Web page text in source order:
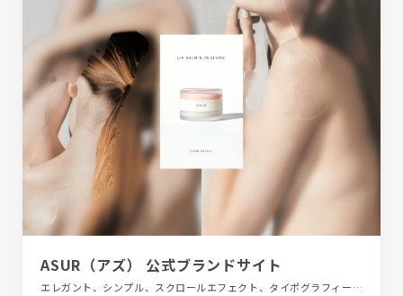
ASUR（アズ） 公式ブランドサイト
エレガント、シンプル、スクロールエフェクト、タイポグラフィー、ナチュラル、ファッション・ビューティー、ブランド・サービスサイト、ベージュ・ゴールド系、ホワイト系、大きめ写真